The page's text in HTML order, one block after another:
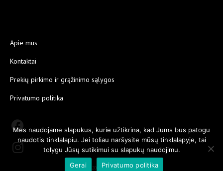
Apie mus
Kontaktai
Prekių pirkimo ir grąžinimo sąlygos
Privatumo politika
Copyright 2021 © Powered by Getspace.
Mes naudojame slapukus, kurie užtikrina, kad Jums bus patogu
naudotis tinklalapiu. Jei toliau naršysite mūsų tinklalapyje, tai
tolygu Jūsų sutikimui su slapukų naudojimu.
Gerai
Privatumo politika